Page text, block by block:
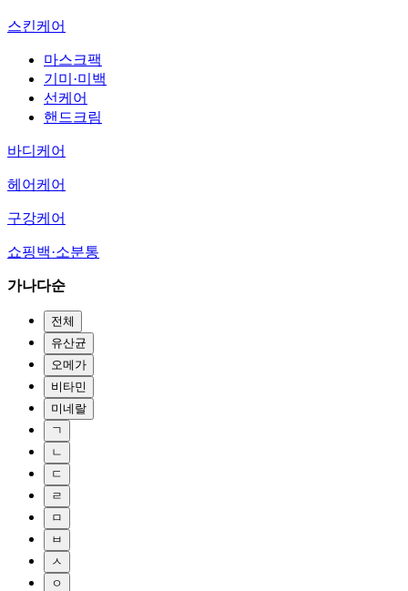
스킨케어
마스크팩
기미·미백
선케어
핸드크림
바디케어
헤어케어
구강케어
쇼핑백·소분통
가나다순
전체
유산균
오메가
비타민
미네랄
ㄱ
ㄴ
ㄷ
ㄹ
ㅁ
ㅂ
ㅅ
ㅇ